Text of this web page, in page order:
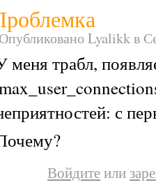
Опубликовано Lyalikk в
меня трабл,
с
Войдитеили